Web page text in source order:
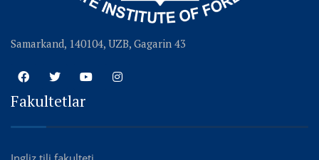
Samarkand, 140104, UZB, Gagarin 43
Fakultetlar